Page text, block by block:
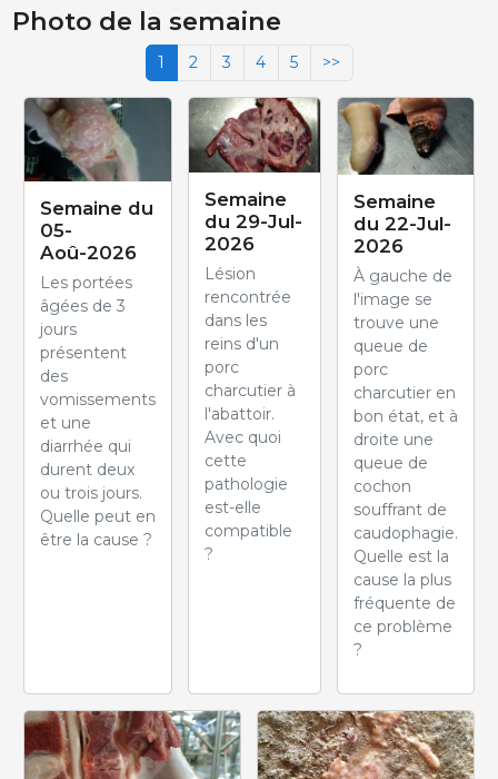
Photo de la semaine
1 2 3 4 5 >>
Semaine du
05-
Aoû-2026
Les portées
âgées de 3
jours
présentent
des
vomissements
et une
diarrhée qui
durent deux
ou trois jours.
Quelle peut en
être la cause ?
Semaine
du 29-Jul-
2026
Lésion
rencontrée
dans les
reins d'un
porc
charcutier à
l'abattoir.
Avec quoi
cette
pathologie
est-elle
compatible
?
Semaine
du 22-Jul-
2026
À gauche de
l'image se
trouve une
queue de
porc
charcutier en
bon état, et à
droite une
queue de
cochon
souffrant de
caudophagie.
Quelle est la
cause la plus
fréquente de
ce problème
?